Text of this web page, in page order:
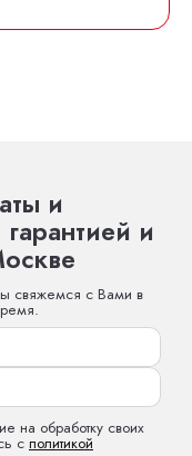
и
и
свяжемся с Вами в
на обработку своих
с политикой